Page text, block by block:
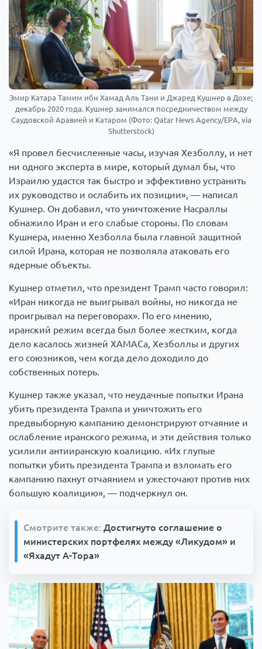
Эмир Катара Тамим ибн Хамад Аль Тани и Джаред Кушнер в Дохе;
декабрь 2020 года. Кушнер занимался посредничеством между
Саудовской Аравией и Катаром (Фото: Qatar News Agency/EPA, via
Shutterstock)
«Я провел бесчисленные часы, изучая Хезболлу, и нет
ни одного эксперта в мире, который думал бы, что
Израилю удастся так быстро и эффективно устранить
их руководство и ослабить их позиции», — написал
Кушнер. Он добавил, что уничтожение Насраллы
обнажило Иран и его слабые стороны. По словам
Кушнера, именно Хезболла была главной защитной
силой Ирана, которая не позволяла атаковать его
ядерные объекты.
Кушнер отметил, что президент Трамп часто говорил:
«Иран никогда не выигрывал войны, но никогда не
проигрывал на переговорах». По его мнению,
иранский режим всегда был более жестким, когда
дело касалось жизней ХАМАСа, Хезболлы и других
его союзников, чем когда дело доходило до
собственных потерь.
Кушнер также указал, что неудачные попытки Ирана
убить президента Трампа и уничтожить его
предвыборную кампанию демонстрируют отчаяние и
ослабление иранского режима, и эти действия только
усилили антииранскую коалицию. «Их глупые
попытки убить президента Трампа и взломать его
кампанию пахнут отчаянием и ужесточают против них
большую коалицию», — подчеркнул он.
Смотрите также: Достигнуто соглашение о
министерских портфелях между «Ликудом» и
«Яхадут А-Тора»